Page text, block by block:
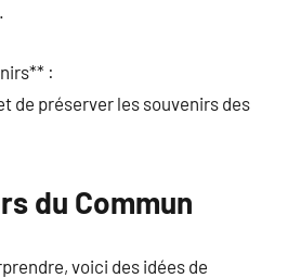
:
de préserver les souvenirs des
du Commun
voici des idées de